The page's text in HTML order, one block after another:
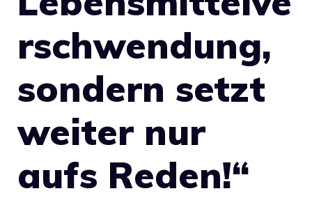
rschwendung,
sondern setzt
weiter nur
aufs Reden!“